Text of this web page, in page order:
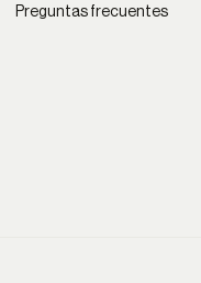
Preguntas frecuentes